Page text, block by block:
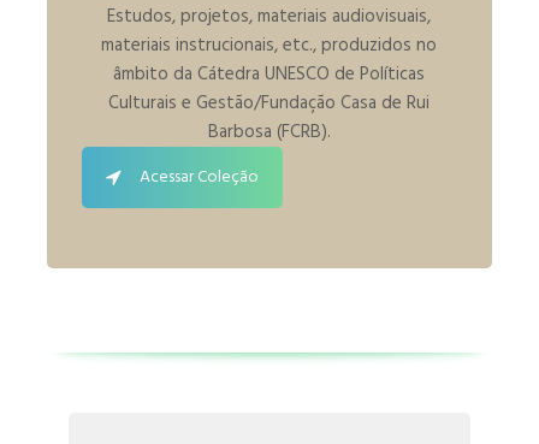
Estudos, projetos, materiais audiovisuais,
materiais instrucionais, etc., produzidos no
âmbito da Cátedra UNESCO de Políticas
Culturais e Gestão/Fundação Casa de Rui
Barbosa (FCRB).
Acessar Coleção